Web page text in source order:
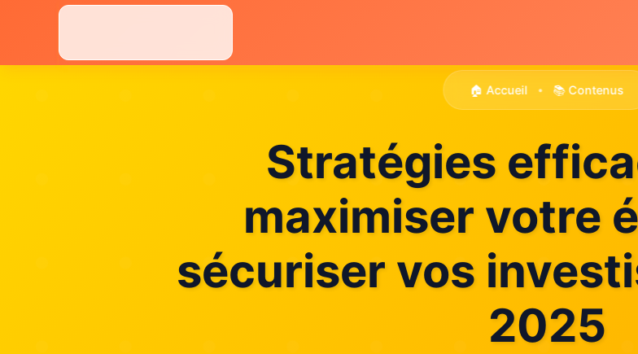
🏠 Accueil • 📚 Contenus
Stratégies
maximiser votre
sécuriser vos
2025